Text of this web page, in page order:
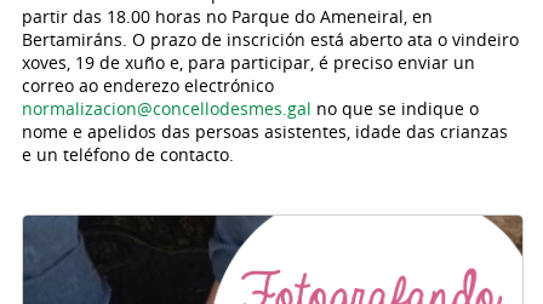
partir das 18.00 horas no Parque do Ameneiral, en
Bertamiráns. O prazo de inscrición está aberto ata o vindeiro
xoves, 19 de xuño e, para participar, é preciso enviar un
correo ao enderezo electrónico
normalizacion@concellodesmes.gal no que se indique o
nome e apelidos das persoas asistentes, idade das crianzas
e un teléfono de contacto.